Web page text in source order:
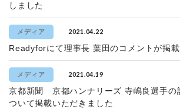
しました
メディア 2021.04.22
Readyforにて理事長 葉田のコメントが掲
メディア 2021.04.19
京都新聞 京都ハンナリーズ 寺嶋良選手の
ついて掲載いただきました